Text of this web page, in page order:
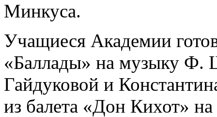
Минкуса.
Учащиеся Академии
«Баллады» на музыку Ф.
Гайдуковой и
из балета «Дон Кихот»